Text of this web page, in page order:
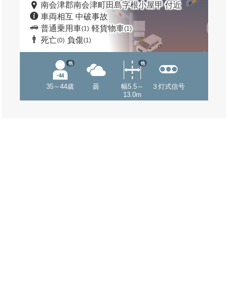
南会津郡南会津町田島字根小屋甲 付近
車両相互 中破事故
普通乗用車(1) 軽貨物車(1)
死亡(0) 負傷(1)
35～44歳
他
曇
幅5.5～
13.0m
他
３灯式信号